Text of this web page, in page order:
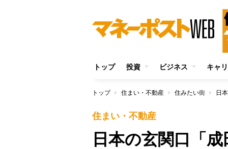
トップ 投資 ビジネス キャ
トップ 住まい・不動産 住みたい街
住まい・不動産
日本の玄関口「